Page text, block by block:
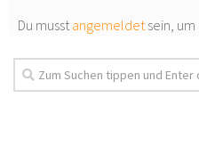
Du musstangemeldetsein, um